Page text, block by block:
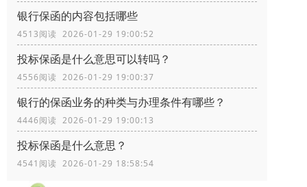
银行保函的内容包括哪些
4513阅读 2026-01-29 19:00:52
投标保函是什么意思可以转吗？
4556阅读 2026-01-29 19:00:37
银行的保函业务的种类与办理条件有哪些？
4446阅读 2026-01-29 19:00:13
投标保函是什么意思？
4541阅读 2026-01-29 18:58:54